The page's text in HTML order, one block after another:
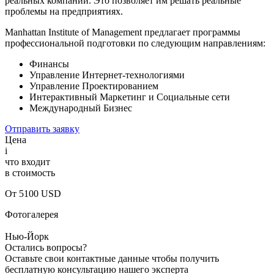
проблемы на предприятиях.
Manhattan Institute of Management предлагает программы
профессиональной подготовки по следующим направлениям:
Финансы
Управление Интернет-технологиями
Управление Проектированием
Интерактивный Маркетинг и Социальные сети
Международный Бизнес
Отправить заявку
Цена
i
что входит
в стоимость
От 5100 USD
Фотогалерея
Нью-Йорк
Остались вопросы?
Оставьте свои контактные данные чтобы получить
бесплатную консультацию нашего эксперта